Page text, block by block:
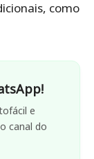
como
e
canal do